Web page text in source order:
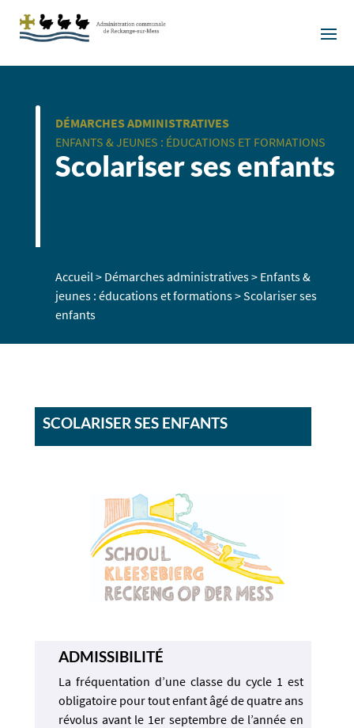
DÉMARCHES ADMINISTRATIVES
ENFANTS & JEUNES : ÉDUCATIONS ET FORMATIONS
Scolariser ses enfants
Accueil > Démarches administratives> Enfants &
jeunes : éducations et formations>Scolariser ses
enfants
SCOLARISER SES ENFANTS
ADMISSIBILITÉ
La fréquentation d’une classe du cycle 1 est
obligatoire pour tout enfant âgé de quatre ans
révolus avant le 1er septembre de l’année en